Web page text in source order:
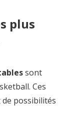
plus
sont
Ces
possibilités